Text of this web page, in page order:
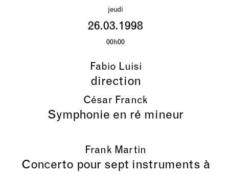
jeudi
26.03.1998
00h00
Fabio Luisi
direction
César Franck
Symphonie en ré mineur
Frank Martin
Concerto pour sept instruments à